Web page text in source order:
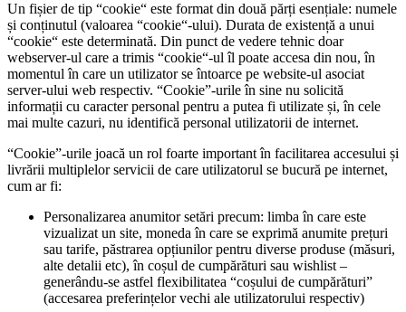
Un fișier de tip “cookie“ este format din două părți esențiale: numele
și conținutul (valoarea “cookie“-ului). Durata de existență a unui
“cookie“ este determinată. Din punct de vedere tehnic doar
webserver-ul care a trimis “cookie“-ul îl poate accesa din nou, în
momentul în care un utilizator se întoarce pe website-ul asociat
server-ului web respectiv. “Cookie”-urile în sine nu solicită
informații cu caracter personal pentru a putea fi utilizate și, în cele
mai multe cazuri, nu identifică personal utilizatorii de internet.
“Cookie”-urile joacă un rol foarte important în facilitarea accesului și
livrării multiplelor servicii de care utilizatorul se bucură pe internet,
cum ar fi:
Personalizarea anumitor setări precum: limba în care este
vizualizat un site, moneda în care se exprimă anumite prețuri
sau tarife, păstrarea opțiunilor pentru diverse produse (măsuri,
alte detalii etc), în coșul de cumpărături sau wishlist –
generându-se astfel flexibilitatea “coșului de cumpărături”
(accesarea preferințelor vechi ale utilizatorului respectiv)